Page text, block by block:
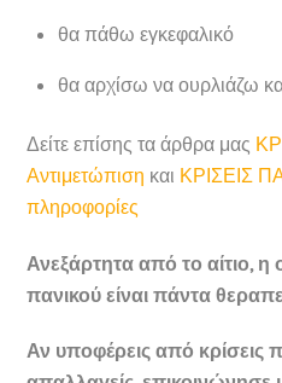
θα πάθω εγκεφαλικό
θα αρχίσω να ουρλιάζω
Δείτε επίσης τα άρθρα μας
Αντιμετώπιση και ΚΡΙΣΕΙΣ
πληροφορίες
Ανεξάρτητα από το αίτιο,
πανικού είναι πάντα
Αν υποφέρεις από κρίσεις